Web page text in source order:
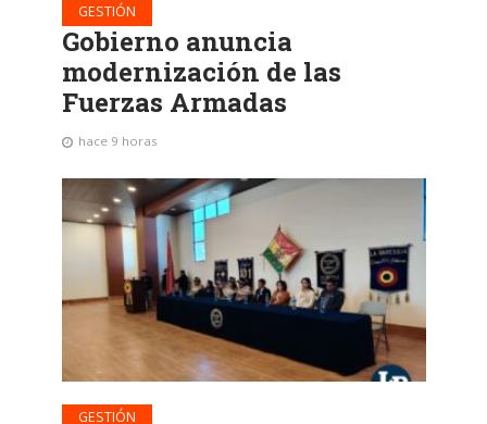
GESTIÓN
Gobierno anuncia
modernización de las
Fuerzas Armadas
hace 9 horas
GESTIÓN